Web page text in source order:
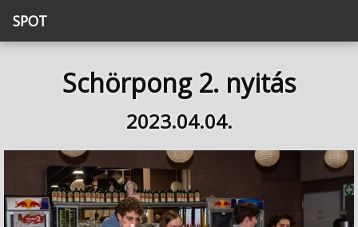
SPOT
Schörpong 2. nyitás
2023.04.04.